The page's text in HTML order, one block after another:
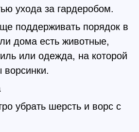
ухода за гардеробом.
поддерживать порядок в
дома есть животные,
или одежда, на которой
ворсинки.
убрать шерсть и ворс с